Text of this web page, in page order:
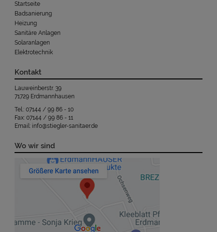
Startseite
Badsanierung
Heizung
Sanitäre Anlagen
Solaranlagen
Elektrotechnik
Kontakt
Lauweinberstr. 39
71729 Erdmannhausen
Tel.: 07144 / 99 86 - 10
Fax: 07144 / 99 86 - 11
Email: info@stiegler-sanitaer.de
Wo wir sind